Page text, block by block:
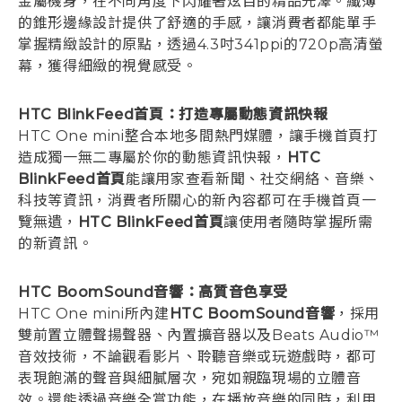
的錐形邊緣設計提供了舒適的手感，讓消費者都能單手
掌握精緻設計的原點，透過4.3吋341ppi的720p高清螢
幕，獲得細緻的視覺感受。
HTC BlinkFeed首頁：打造專屬動態資訊快報
HTC One mini整合本地多間熱門媒體，讓手機首頁打
造成獨一無二專屬於你的動態資訊快報， HTC
BlinkFeed首頁能讓用家查看新聞、社交網絡、音樂、
科技等資訊，消費者所關心的新內容都可在手機首頁一
覽無遺， HTC BlinkFeed首頁讓使用者隨時掌握所需
的新資訊。
HTC BoomSound音響：高質音色享受
HTC One mini所內建 HTC BoomSound音響 ，採用
雙前置立體聲揚聲器、內置擴音器以及Beats Audio™
音效技術，不論觀看影片、聆聽音樂或玩遊戲時，都可
表現飽滿的聲音與細膩層次，宛如親臨現場的立體音